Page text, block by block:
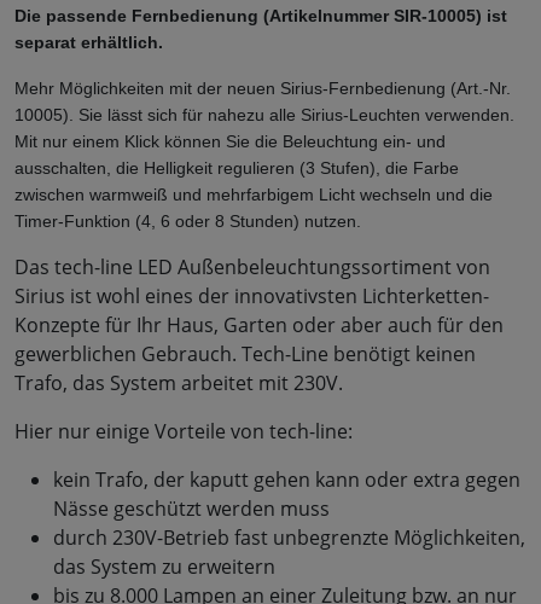
Die passende Fernbedienung (Artikelnummer SIR-10005) ist
separat erhältlich.
Mehr Möglichkeiten mit der neuen Sirius-Fernbedienung (Art.-Nr.
10005). Sie lässt sich für nahezu alle Sirius-Leuchten verwenden.
Mit nur einem Klick können Sie die Beleuchtung ein- und
ausschalten, die Helligkeit regulieren (3 Stufen), die Farbe
zwischen warmweiß und mehrfarbigem Licht wechseln und die
Timer-Funktion (4, 6 oder 8 Stunden) nutzen.
Das tech-line LED Außenbeleuchtungssortiment von
Sirius ist wohl eines der innovativsten Lichterketten-
Konzepte für Ihr Haus, Garten oder aber auch für den
gewerblichen Gebrauch. Tech-Line benötigt keinen
Trafo, das System arbeitet mit 230V.
Hier nur einige Vorteile von tech-line:
kein Trafo, der kaputt gehen kann oder extra gegen
Nässe geschützt werden muss
durch 230V-Betrieb fast unbegrenzte Möglichkeiten,
das System zu erweitern
bis zu 8.000 Lampen an einer Zuleitung bzw. an nur